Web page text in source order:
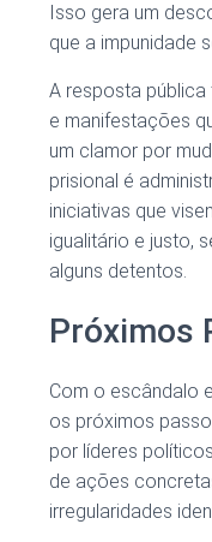
Isso gera um
que a impunidade
A resposta
e manifestações
um clamor por
prisional é
iniciativas que
igualitário e justo,
alguns detentos.
Próximos
Com o escândalo
os próximos
por líderes
de ações
irregularidades